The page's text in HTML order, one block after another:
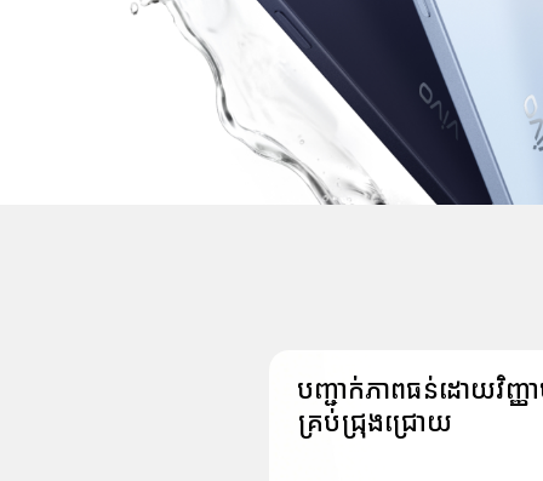
បញ្ជាក់ភាពធន់ដោយវិញ្ញា
គ្រប់ជ្រុងជ្រោយ